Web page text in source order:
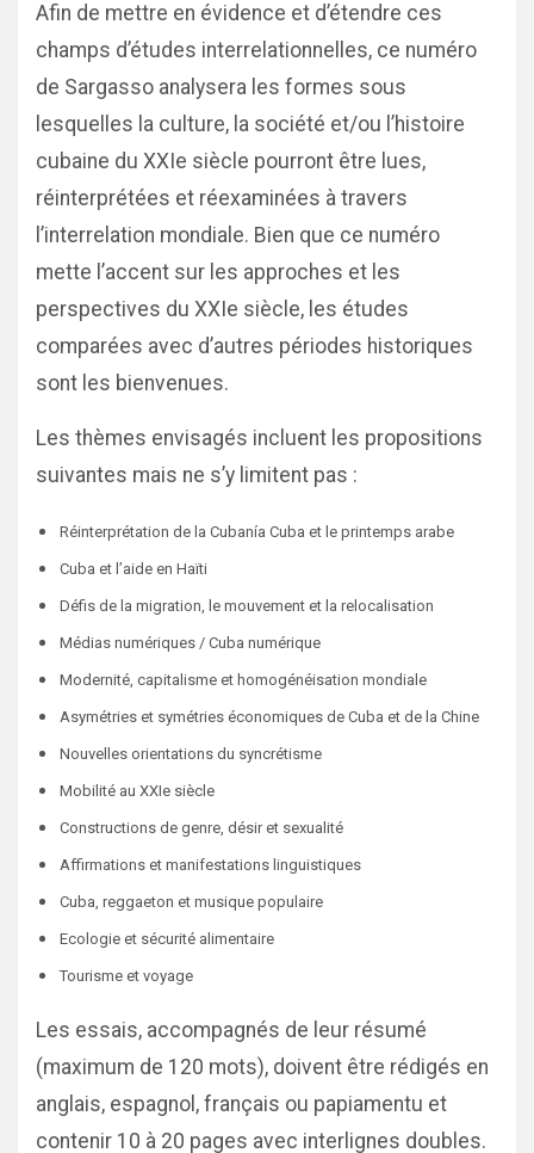
Afin de mettre en évidence et d’étendre ces
champs d’études interrelationnelles, ce numéro
de Sargasso analysera les formes sous
lesquelles la culture, la société et/ou l’histoire
cubaine du XXIe siècle pourront être lues,
réinterprétées et réexaminées à travers
l’interrelation mondiale. Bien que ce numéro
mette l’accent sur les approches et les
perspectives du XXIe siècle, les études
comparées avec d’autres périodes historiques
sont les bienvenues.
Les thèmes envisagés incluent les propositions
suivantes mais ne s’y limitent pas :
Réinterprétation de la Cubanía Cuba et le printemps arabe
Cuba et l’aide en Haïti
Défis de la migration, le mouvement et la relocalisation
Médias numériques / Cuba numérique
Modernité, capitalisme et homogénéisation mondiale
Asymétries et symétries économiques de Cuba et de la Chine
Nouvelles orientations du syncrétisme
Mobilité au XXIe siècle
Constructions de genre, désir et sexualité
Affirmations et manifestations linguistiques
Cuba, reggaeton et musique populaire
Ecologie et sécurité alimentaire
Tourisme et voyage
Les essais, accompagnés de leur résumé
(maximum de 120 mots), doivent être rédigés en
anglais, espagnol, français ou papiamentu et
contenir 10 à 20 pages avec interlignes doubles.